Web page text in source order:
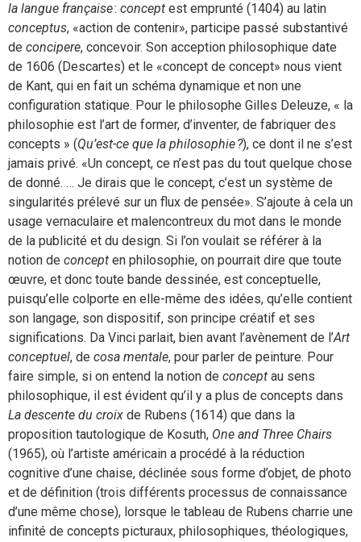
la langue française: concept est emprunté (1404) au latin
conceptus, «action de contenir», participe passé substantivé
de concipere, concevoir. Son acception philosophique date
de 1606 (Descartes) et le «concept de concept» nous vient
de Kant, qui en fait un schéma dynamique et non une
configuration statique. Pour le philosophe Gilles Deleuze, « la
philosophie est l’art de former, d’inventer, de fabriquer des
concepts » (Qu’est-ce que la philosophie ?), ce dont il ne s’est
jamais privé. «Un concept, ce n’est pas du tout quelque chose
de donné. … Je dirais que le concept, c’est un système de
singularités prélevé sur un flux de pensée». S’ajoute à cela un
usage vernaculaire et malencontreux du mot dans le monde
de la publicité et du design. Si l’on voulait se référer à la
notion de concept en philosophie, on pourrait dire que toute
œuvre, et donc toute bande dessinée, est conceptuelle,
puisqu’elle colporte en elle-même des idées, qu’elle contient
son langage, son dispositif, son principe créatif et ses
significations. Da Vinci parlait, bien avant l’avènement de l’Art
conceptuel, de cosa mentale, pour parler de peinture. Pour
faire simple, si on entend la notion de concept au sens
philosophique, il est évident qu’il y a plus de concepts dans
La descente du croix de Rubens (1614) que dans la
proposition tautologique de Kosuth, One and Three Chairs
(1965), où l’artiste américain a procédé à la réduction
cognitive d’une chaise, déclinée sous forme d’objet, de photo
et de définition (trois différents processus de connaissance
d’une même chose), lorsque le tableau de Rubens charrie une
infinité de concepts picturaux, philosophiques, théologiques,